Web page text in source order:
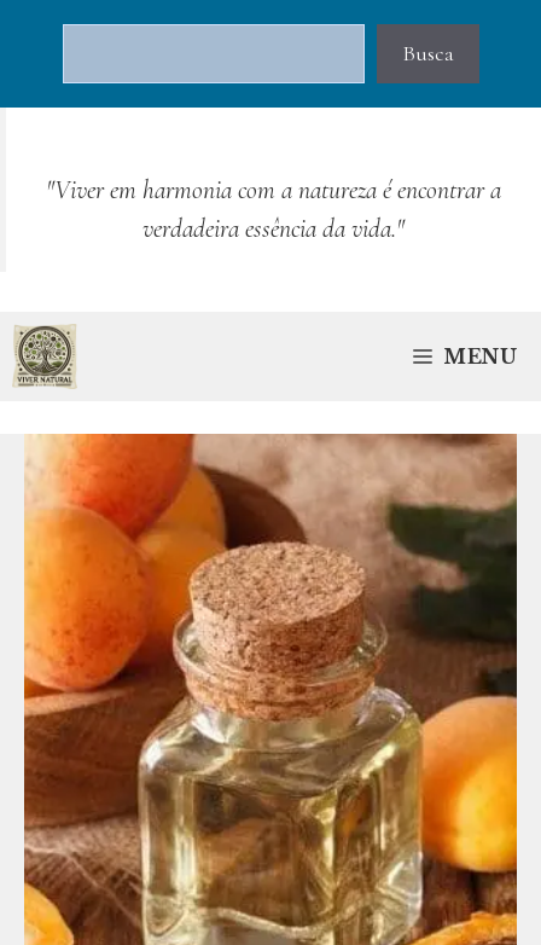
conteúdo
Busca
"Viver em harmonia com a natureza é encontrar a
verdadeira essência da vida."
MENU